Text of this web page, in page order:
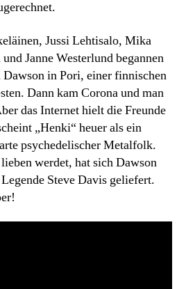
Jussi Lehtisalo, Mika
Janne Westerlund begannen
in Pori, einer finnischen
Dann kam Corona und man
das Internet hielt die Freunde
„Henki“ heuer als ein
psychedelischer Metalfolk.
werdet, hat sich Dawson
Steve Davis geliefert.